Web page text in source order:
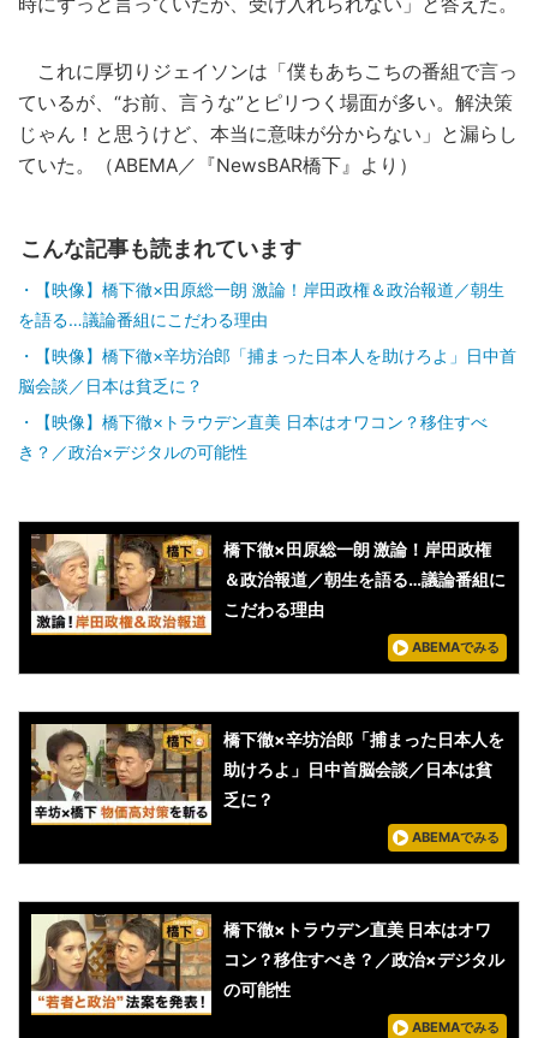
時にずっと言っていたが、受け入れられない」と答えた。
これに厚切りジェイソンは「僕もあちこちの番組で言っ
ているが、“お前、言うな”とピリつく場面が多い。解決策
じゃん！と思うけど、本当に意味が分からない」と漏らし
ていた。（ABEMA／『NewsBAR橋下』より）
こんな記事も読まれています
【映像】橋下徹×田原総一朗 激論！岸田政権＆政治報道／朝生
を語る…議論番組にこだわる理由
【映像】橋下徹×辛坊治郎「捕まった日本人を助けろよ」日中首
脳会談／日本は貧乏に？
【映像】橋下徹×トラウデン直美 日本はオワコン？移住すべ
き？／政治×デジタルの可能性
橋下徹×田原総一朗 激論！岸田政権
＆政治報道／朝生を語る…議論番組に
こだわる理由
ABEMAでみる
橋下徹×辛坊治郎「捕まった日本人を
助けろよ」日中首脳会談／日本は貧
乏に？
ABEMAでみる
橋下徹×トラウデン直美 日本はオワ
コン？移住すべき？／政治×デジタル
の可能性
ABEMAでみる